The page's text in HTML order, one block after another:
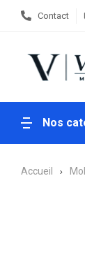
Contact
Nos
Accueil